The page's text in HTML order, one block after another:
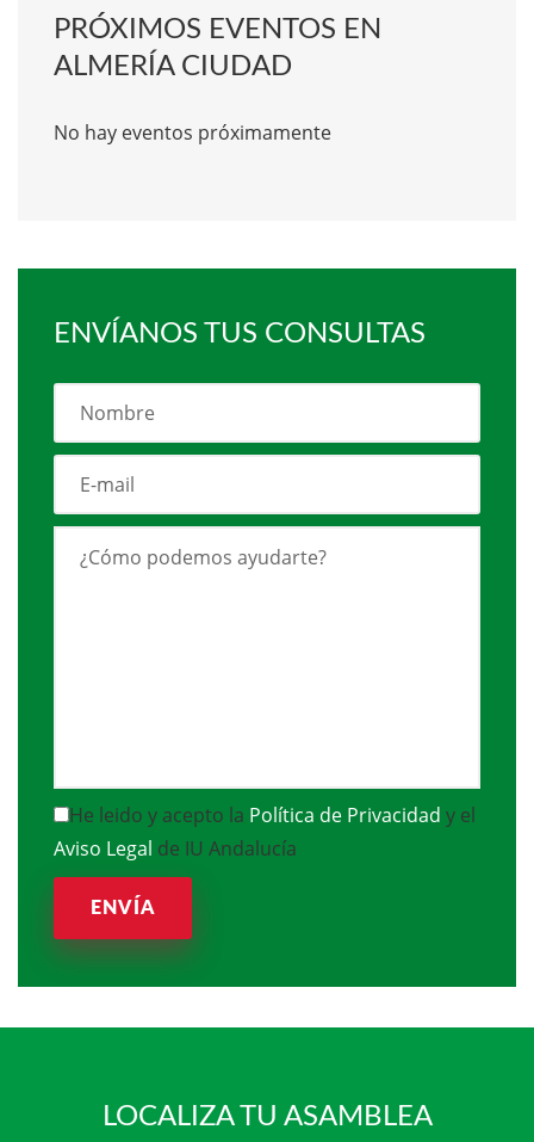
PRÓXIMOS EVENTOS EN
ALMERÍA CIUDAD
No hay eventos próximamente
ENVÍANOS TUS CONSULTAS
He leido y acepto la Política de Privacidad y el
Aviso Legal de IU Andalucía
ENVÍA
LOCALIZA TU ASAMBLEA